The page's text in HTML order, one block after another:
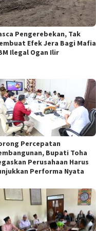
Pengerebekan, Tak
Efek Jera Bagi Mafia
Ilegal Ogan Ilir
Percepatan
Bupati Toha
Perusahaan Harus
Performa Nyata